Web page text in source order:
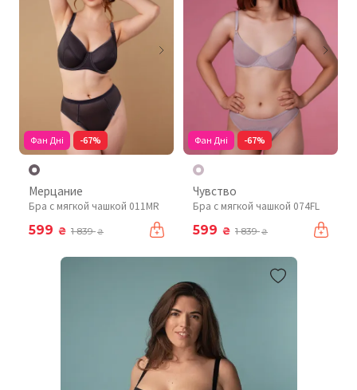
Фан Дні -67%
Мерцание
Бра с мягкой чашкой 011MR
599 ₴ 1 839₴
Фан Дні -67%
Чувство
Бра с мягкой чашкой 074FL
599 ₴ 1 839₴